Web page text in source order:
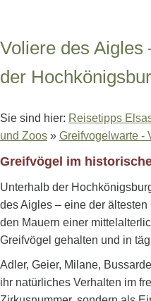
Voliere des Aigles
der
Sie sind hier: Reisetipps
und Zoos » Greifvogelwarte -
Greifvögel im
Unterhalb der
des Aigles – eine der
den Mauern einer
Greifvögel gehalten und in
Adler, Geier, Milane,
ihr natürliches Verhalten im